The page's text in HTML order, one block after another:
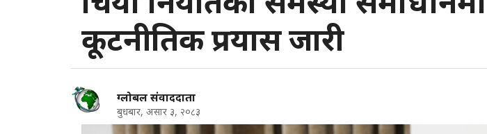
कूटनीतिक प्रयास जारी
ग्लोबल संवाददाता
बुधबार, असार ३, २०८३